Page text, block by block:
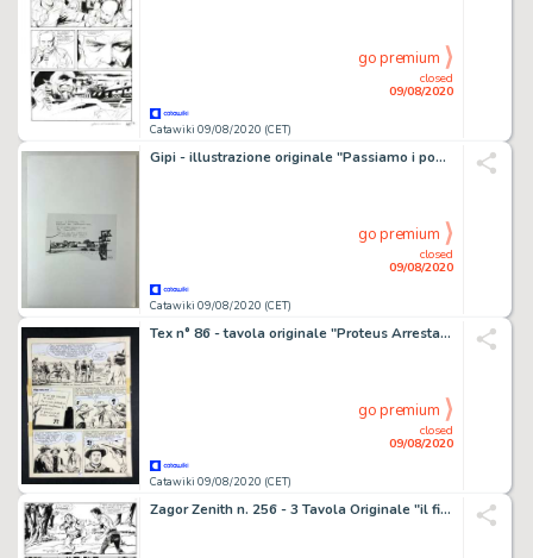
Catawiki 09/08/2020 (CET)
closed
09/08/2020
go premium
Gipi - illustrazione originale "Passiamo i pomeriggi nel piazzale del supermercato" - Loose page
Catawiki 09/08/2020 (CET)
closed
09/08/2020
go premium
Tex n° 86 - tavola originale "Proteus Arrestate Tex Willer!" - Loose page - First edition
Catawiki 09/08/2020 (CET)
closed
09/08/2020
go premium
Zagor Zenith n. 256 - 3 Tavola Originale "il filtro diabolico" - Loose page - First edition - (1974)